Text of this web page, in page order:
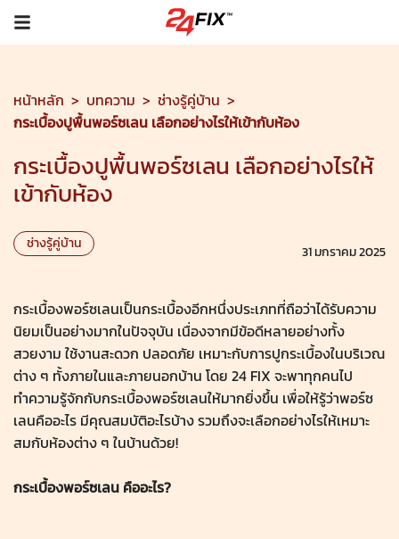
หน้าหลัก > บทความ > ช่างรู้คู่บ้าน >
กระเบื้องปูพื้นพอร์ซเลน เลือกอย่างไรให้เข้ากับห้อง
กระเบื้องปูพื้นพอร์ซเลน เลือกอย่างไรให้
เข้ากับห้อง
ช่างรู้คู่บ้าน 31 มกราคม 2025
กระเบื้องพอร์ซเลนเป็นกระเบื้องอีกหนึ่งประเภทที่ถือว่าได้รับความ
นิยมเป็นอย่างมากในปัจจุบัน เนื่องจากมีข้อดีหลายอย่างทั้ง
สวยงาม ใช้งานสะดวก ปลอดภัย เหมาะกับการปูกระเบื้องในบริเวณ
ต่าง ๆ ทั้งภายในและภายนอกบ้าน โดย 24 FIX จะพาทุกคนไป
ทำความรู้จักกับกระเบื้องพอร์ซเลนให้มากยิ่งขึ้น เพื่อให้รู้ว่าพอร์ซ
เลนคืออะไร มีคุณสมบัติอะไรบ้าง รวมถึงจะเลือกอย่างไรให้เหมาะ
สมกับห้องต่าง ๆ ในบ้านด้วย!
กระเบื้องพอร์ซเลน คืออะไร?